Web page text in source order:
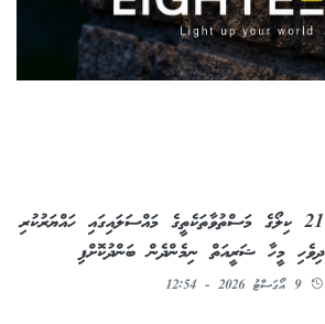
21 ކިލޯގެ މަސްތުވާތަކެތީގެ މައްސަލައިގައި ހައްޔަރުކުރި
ދިވެހި މީހާ ޝަރީއަތް ނިމެންދެން ބަންދުކޮށްފި
9 އޯގަސްޓު 2026 - 12:54